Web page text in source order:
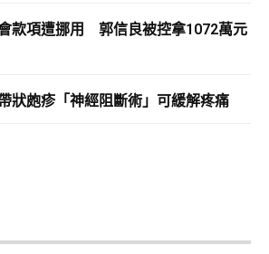
款項遭挪用 郭信良被控拿1072萬元
狀皰疹「神經阻斷術」可緩解疼痛